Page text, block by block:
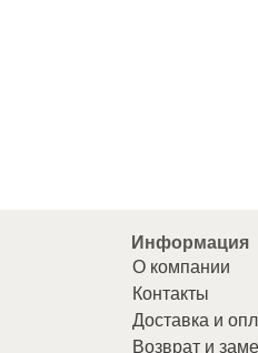
Информация
О компании
Контакты
Доставка и
Возврат и